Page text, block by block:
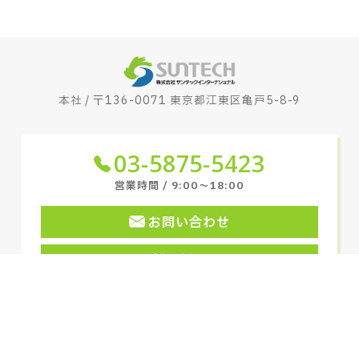
本社 / 〒136-0071 東京都江東区亀戸5-8-9
03-5875-5423
営業時間 / 9:00〜18:00
お問い合わせ
新卒採用